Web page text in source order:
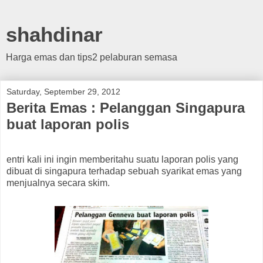
shahdinar
Harga emas dan tips2 pelaburan semasa
Saturday, September 29, 2012
Berita Emas : Pelanggan Singapura
buat laporan polis
entri kali ini ingin memberitahu suatu laporan polis yang
dibuat di singapura terhadap sebuah syarikat emas yang
menjualnya secara skim.